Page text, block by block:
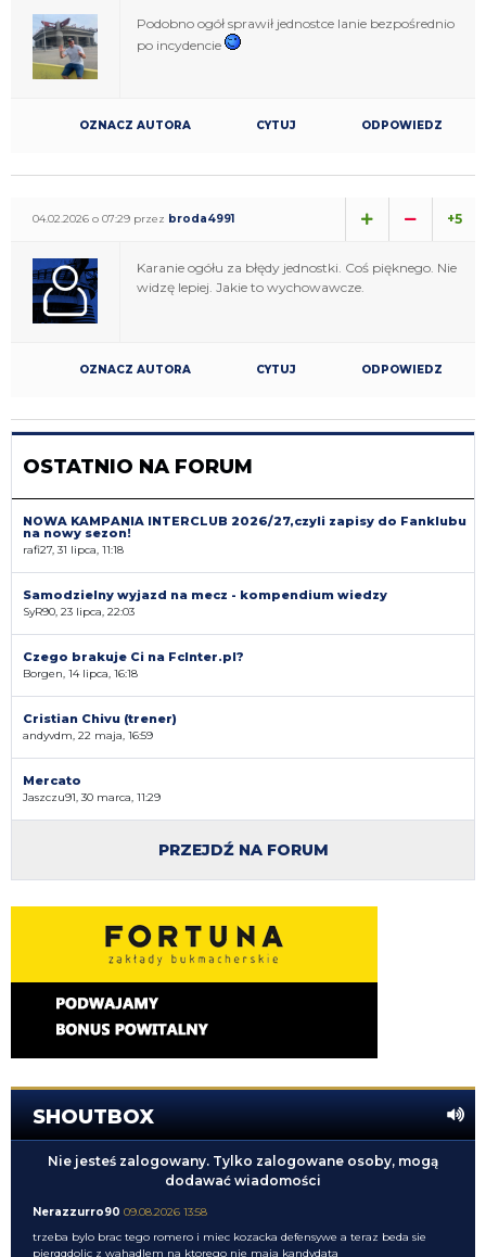
Podobno ogół sprawił jednostce lanie bezpośrednio
po incydencie
OZNACZ AUTORA CYTUJ ODPOWIEDZ
04.02.2026 o 07:29 przez broda4991 +5
Karanie ogółu za błędy jednostki. Coś pięknego. Nie
widzę lepiej. Jakie to wychowawcze.
OZNACZ AUTORA CYTUJ ODPOWIEDZ
OSTATNIO NA FORUM
NOWA KAMPANIA INTERCLUB 2026/27,czyli zapisy do Fanklubu
na nowy sezon!
rafi27, 31 lipca, 11:18
Samodzielny wyjazd na mecz - kompendium wiedzy
SyR90, 23 lipca, 22:03
Czego brakuje Ci na FcInter.pl?
Borgen, 14 lipca, 16:18
Cristian Chivu (trener)
andyvdm, 22 maja, 16:59
Mercato
Jaszczu91, 30 marca, 11:29
PRZEJDŹ NA FORUM
SHOUTBOX
Nie jesteś zalogowany. Tylko zalogowane osoby, mogą
dodawać wiadomości
Nerazzurro90 09.08.2026 13:58
trzeba bylo brac tego romero i miec kozacka defensywe a teraz beda sie
pierqqdolic z wahadlem na ktorego nie maja kandydata